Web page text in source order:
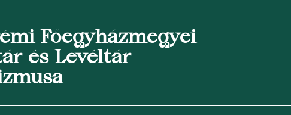
Főegyházmegyei
és Levéltár